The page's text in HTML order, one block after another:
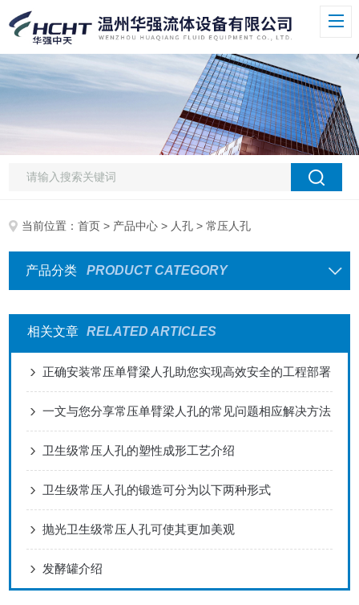
当前位置：首页 > 产品中心 > 人孔 > 常压人孔
产品分类 PRODUCT CATEGORY
相关文章 RELATED ARTICLES
正确安装常压单臂梁人孔助您实现高效安全的工程部署
一文与您分享常压单臂梁人孔的常见问题相应解决方法
卫生级常压人孔的塑性成形工艺介绍
卫生级常压人孔的锻造可分为以下两种形式
抛光卫生级常压人孔可使其更加美观
发酵罐介绍